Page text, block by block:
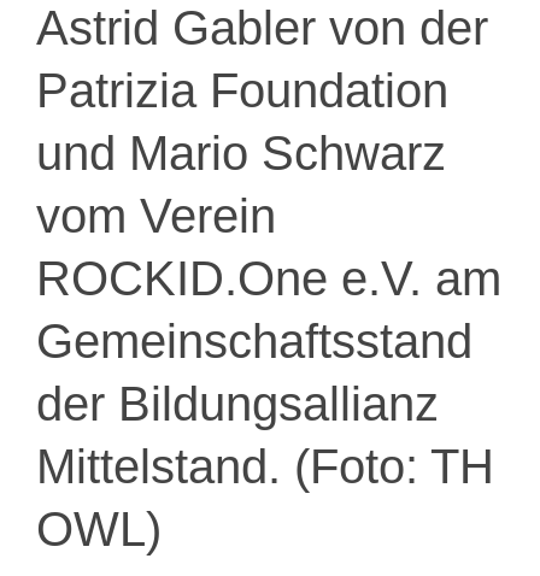
Astrid Gabler von der
Patrizia Foundation
und Mario Schwarz
vom Verein
ROCKID.One e.V. am
Gemeinschaftsstand
der Bildungsallianz
Mittelstand. (Foto: TH
OWL)